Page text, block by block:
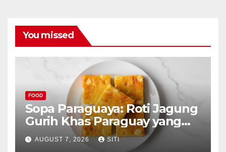
You missed
FOOD
Sopa Paraguaya: Roti Jagung
Gurih Khas Paraguay yang
Unik
AUGUST 7, 2026 SITI